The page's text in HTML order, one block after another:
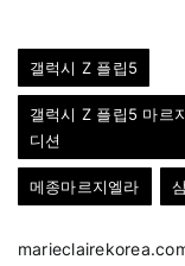
갤럭시 Z 플립5
갤럭시 Z 플립5 마르
디션
메종마르지엘라